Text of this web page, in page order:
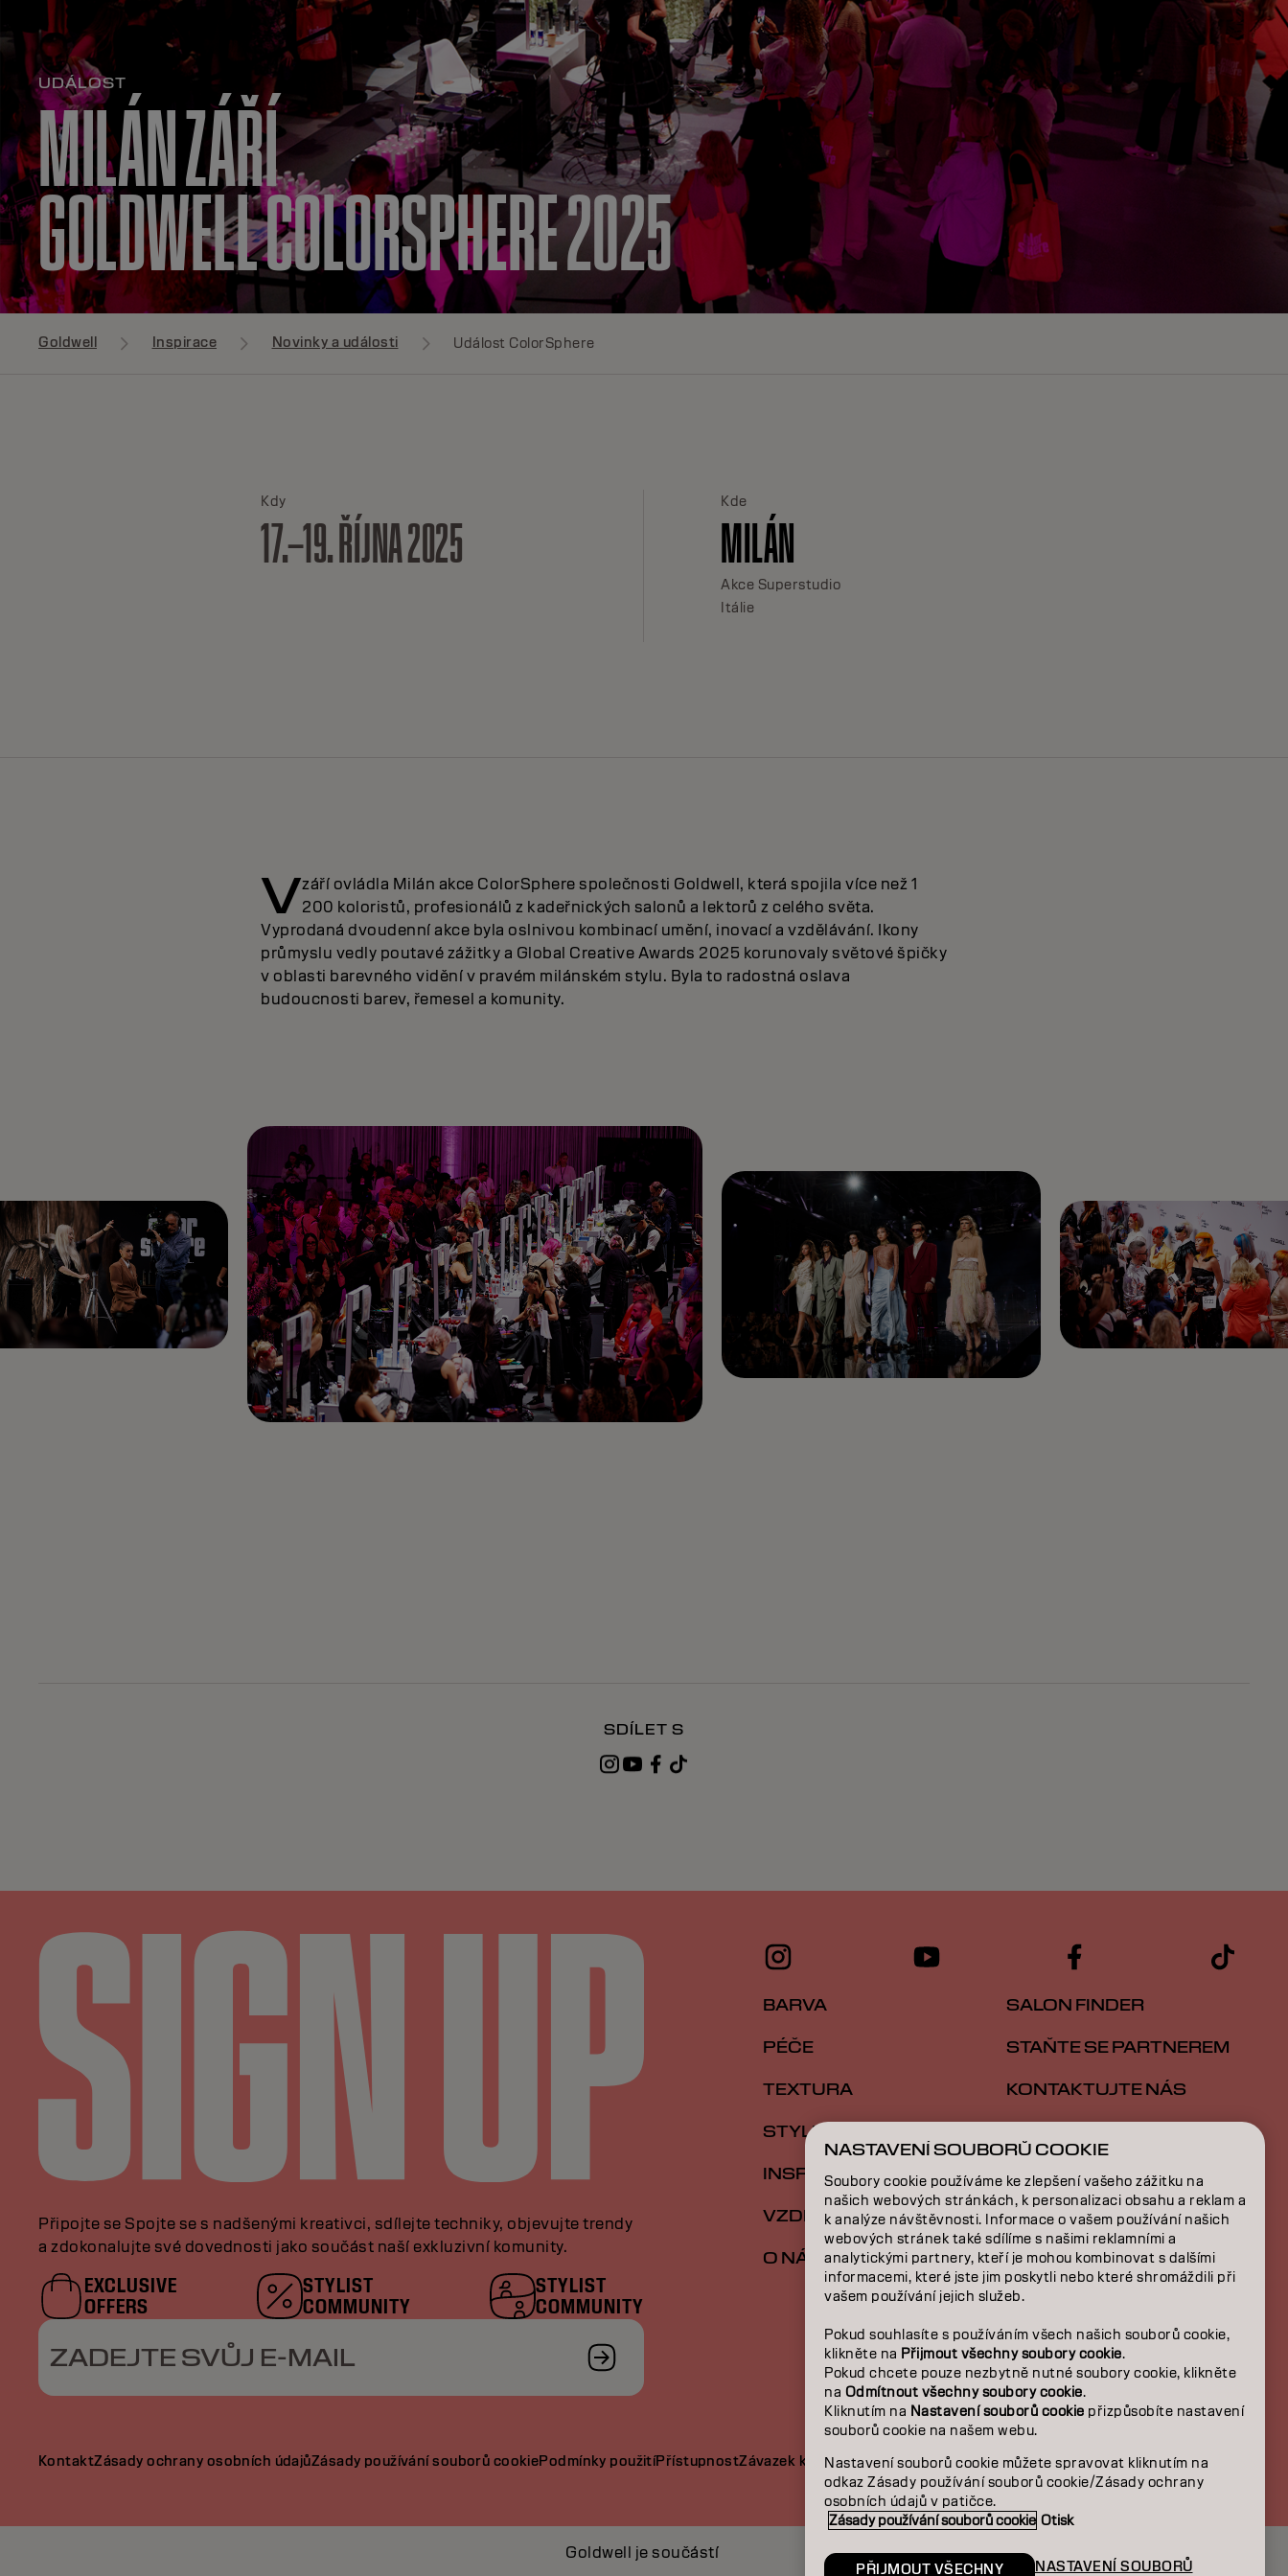
UDÁLOST
MILÁN ZÁŘÍ
GOLDWELL COLORSPHERE 2025
Goldwell Inspirace Novinky a události Událost ColorSphere
Kdy
17.–19. ŘÍJNA 2025
Kde
MILÁN
Akce Superstudio
Itálie
Vzáří ovládla Milán akce ColorSphere společnosti Goldwell, která spojila více než 1
200 koloristů, profesionálů z kadeřnických salonů a lektorů z celého světa.
Vyprodaná dvoudenní akce byla oslnivou kombinací umění, inovací a vzdělávání. Ikony
průmyslu vedly poutavé zážitky a Global Creative Awards 2025 korunovaly světové špičky
v oblasti barevného vidění v pravém milánském stylu. Byla to radostná oslava
budoucnosti barev, řemesel a komunity.
SDÍLET S
Připojte se Spojte se s nadšenými kreativci, sdílejte techniky, objevujte trendy
a zdokonalujte své dovednosti jako součást naší exkluzivní komunity.
EXCLUSIVE
OFFERS
STYLIST
COMMUNITY
STYLIST
COMMUNITY
ZADEJTE SVŮJ E-MAIL
BARVA
PÉČE
TEXTURA
STYLING
INSPIRACE
VZDĚLÁVÁNÍ
O NÁS
SALON FINDER
STAŇTE SE PARTNEREM
KONTAKTUJTE NÁS
KontaktZásady ochrany osobních údajůZásady používání souborů cookiePodmínky použitíPřístupnostZávazek k udržitelnosti CZ | CZECH
Goldwell je součástí
NASTAVENÍ SOUBORŮ COOKIE
Soubory cookie používáme ke zlepšení vašeho zážitku na
našich webových stránkách, k personalizaci obsahu a reklam a
k analýze návštěvnosti. Informace o vašem používání našich
webových stránek také sdílíme s našimi reklamními a
analytickými partnery, kteří je mohou kombinovat s dalšími
informacemi, které jste jim poskytli nebo které shromáždili při
vašem používání jejich služeb.
Pokud souhlasíte s používáním všech našich souborů cookie,
klikněte na Přijmout všechny soubory cookie.
Pokud chcete pouze nezbytně nutné soubory cookie, klikněte
na Odmítnout všechny soubory cookie.
Kliknutím na Nastavení souborů cookie přizpůsobíte nastavení
souborů cookie na našem webu.
Nastavení souborů cookie můžete spravovat kliknutím na
odkaz Zásady používání souborů cookie/Zásady ochrany
osobních údajů v patičce.
Zásady používání souborů cookie Otisk
NASTAVENÍ SOUBORŮ
PŘIJMOUT VŠECHNY